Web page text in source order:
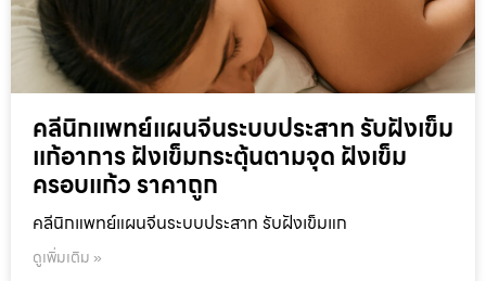
คลีนิกแพทย์แผนจีนระบบประสาท รับฝังเข็ม
แก้อาการ ฝังเข็มกระตุ้นตามจุด ฝังเข็ม
ครอบแก้ว ราคาถูก
คลีนิกแพทย์แผนจีนระบบประสาท รับฝังเข็มแก
ดูเพิ่มเติม »